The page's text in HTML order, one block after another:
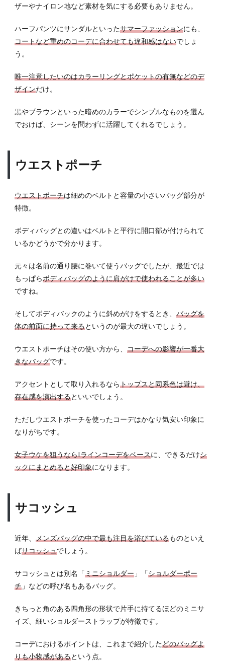
ザーやナイロン地など素材を気にする必要もありません。
ハーフパンツにサンダルといったサマーファッションにも、
コートなど重めのコーデに合わせても違和感はないでしょ
う。
唯一注意したいのはカラーリングとポケットの有無などのデ
ザインだけ。
黒やブラウンといった暗めのカラーでシンプルなものを選ん
でおけば、シーンを問わずに活躍してくれるでしょう。
ウエストポーチ
ウエストポーチは細めのベルトと容量の小さいバッグ部分が
特徴。
ボディバッグとの違いはベルトと平行に開口部が付けられて
いるかどうかで分かります。
元々は名前の通り腰に巻いて使うバッグでしたが、最近では
もっぱらボディバッグのように肩がけで使われることが多い
ですね。
そしてボディバックのように斜めがけをするとき、 バッグを
体の前面に持って来るというのが最大の違いでしょう。
ウエストポーチはその使い方から、 コーデへの影響が一番大
きなバッグです。
アクセントとして取り入れるならトップスと同系色は避け、
存在感を演出するといいでしょう。
ただしウエストポーチを使ったコーデはかなり気安い印象に
なりがちです。
女子ウケを狙うならIラインコーデをベースに、できるだけシ
ックにまとめると好印象になります。
サコッシュ
近年、 メンズバッグの中で最も注目を浴びているものといえ
ばサコッシュでしょう。
サコッシュとは別名「ミニショルダー 」「ショルダーポー
チ 」などの呼び名もあるバッグ。
きちっと角のある四角形の形状で片手に持てるほどのミニサ
イズ、細いショルダーストラップが特徴です。
コーデにおけるポイントは、これまで紹介したどのバッグよ
りも小物感があるという点。